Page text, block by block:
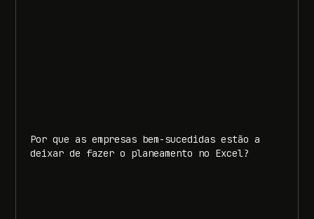
Por que as empresas bem-sucedidas estão a
deixar de fazer o planeamento no Excel?